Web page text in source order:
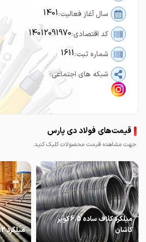
سال آغاز فعالیت:1401
کد اقتصادی:14012091970
شماره ثبت:1611
شبکه های اجتماعی:
قیمت‌های فولاد دی پارس
جهت مشاهده قیمت محصولات کلیک کنید.
میلگرد کلاف ساده 6.5 کویر
کاشان
میلگرد 12 A3 هیربد زرندیه